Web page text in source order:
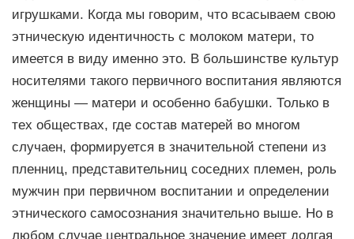
игрушками. Когда мы говорим, что всасываем свою
этническую идентичность с молоком матери, то
имеется в виду именно это. В большинстве культур
носителями такого первичного воспитания являются
женщины — матери и особенно бабушки. Только в
тех обществах, где состав матерей во многом
случаен, формируется в значительной степени из
пленниц, представительниц соседних племен, роль
мужчин при первичном воспитании и определении
этнического самосознания значительно выше. Но в
любом случае центральное значение имеет долгая